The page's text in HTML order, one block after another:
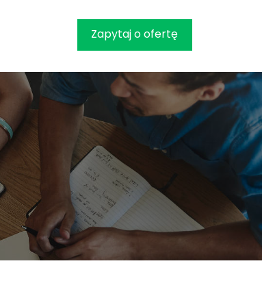
Zapytaj o ofertę